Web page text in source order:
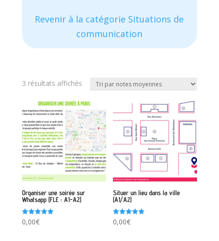
Revenir à la catégorie Situations de
communication
3 résultats affichésTrié
note
moyenne
Organiser une soirée sur
Whatsapp (FLE : A1-A2)
Note
5.00
0,00€
Situer un lieu dans la ville
(A1/A2)
Note
5.00
0,00€